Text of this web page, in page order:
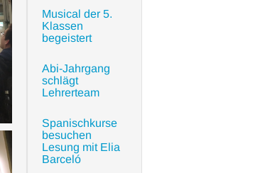
Musical der 5.
Klassen
begeistert
Abi-Jahrgang
schlägt
Lehrerteam
Spanischkurse
besuchen
Lesung mit Elia
Barceló